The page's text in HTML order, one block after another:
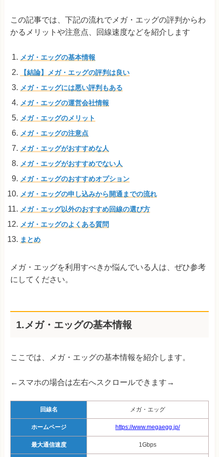
この記事では、下記の流れでメガ・エッグの評判からわ
かるメリットや注意点、回線速度などを紹介します
メガ・エッグの基本情報
【結論】メガ・エッグの評判は良い
メガ・エッグには悪い評判もある
メガ・エッグの運営会社情報
メガ・エッグのメリット
メガ・エッグの注意点
メガ・エッグがおすすめな人
メガ・エッグがおすすめでない人
メガ・エッグのおすすめオプション
メガ・エッグの申し込みから開通までの流れ
メガ・エッグ以外のおすすめ回線の選び方
メガ・エッグのよくある質問
まとめ
メガ・エッグを利用すべきか悩んでいる人は、ぜひ参考
にしてください。
1.メガ・エッグの基本情報
ここでは、メガ・エッグの基本情報を紹介します。
←スマホの場合は左右へスクロールできます→
回線名 メガ・エッグ
ホームページ https://www.megaegg.jp/
最大通信速度 1Gbps